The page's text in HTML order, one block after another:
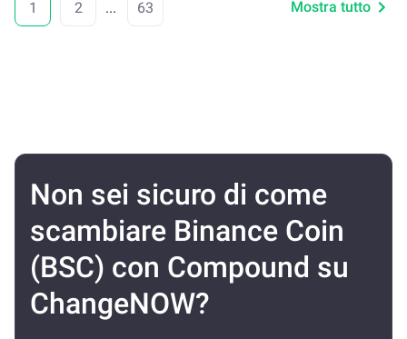
1 2 ... 63 Mostra tutto
Non sei sicuro di come
scambiare Binance Coin
(BSC) con Compound su
ChangeNOW?